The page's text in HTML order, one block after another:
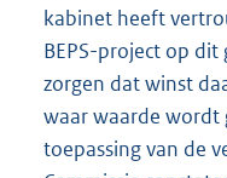
kabinet heeft
BEPS-project op
zorgen dat winst
waar waarde wordt
toepassing van de